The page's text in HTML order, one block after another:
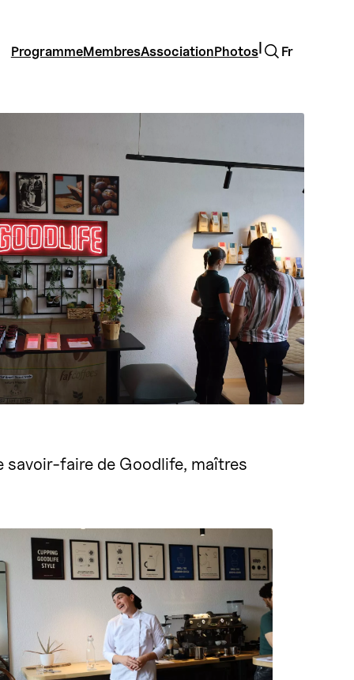
ProgrammeMembresAssociationPhotos
Rechercher
Fr
savoir-faire de Goodlife, maîtres